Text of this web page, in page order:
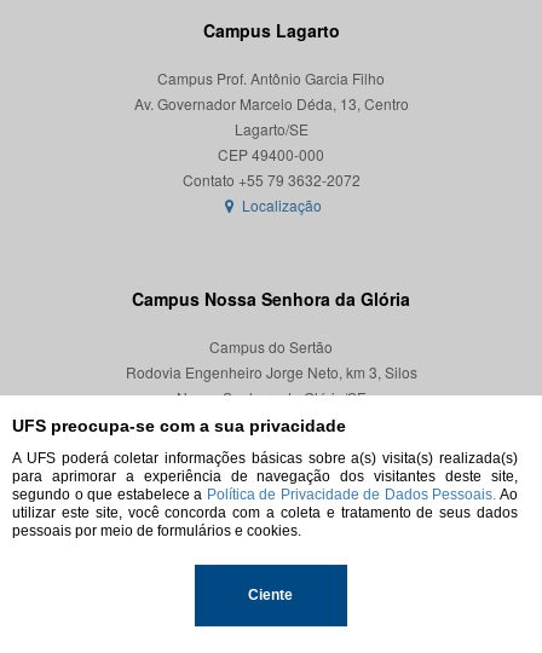
UFS preocupa-se com a sua privacidade
A UFS poderá coletar informações básicas sobre a(s) visita(s) realizada(s)
para aprimorar a experiência de navegação dos visitantes deste site,
segundo o que estabelece a Política de Privacidade de Dados Pessoais. Ao
utilizar este site, você concorda com a coleta e tratamento de seus dados
pessoais por meio de formulários e cookies.
Ciente
Campus Lagarto
Campus Prof. Antônio Garcia Filho
Av. Governador Marcelo Déda, 13, Centro
Lagarto/SE
CEP 49400-000
Localização
Campus Nossa Senhora da Glória
Campus do Sertão
Rodovia Engenheiro Jorge Neto, km 3, Silos
Nossa Senhora da Glória/SE
CEP 49680-000
Localização
© 2026. Todos os direitos reservados.
Universidade Federal de Sergipe.